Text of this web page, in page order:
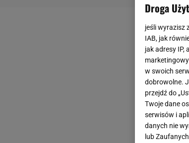
Droga
jeśli wyrazisz
IAB, jak
jak adresy IP,
w swoich
dobrowolne.
przejdź do
Twoje dane
serwisów i
danych nie
lub